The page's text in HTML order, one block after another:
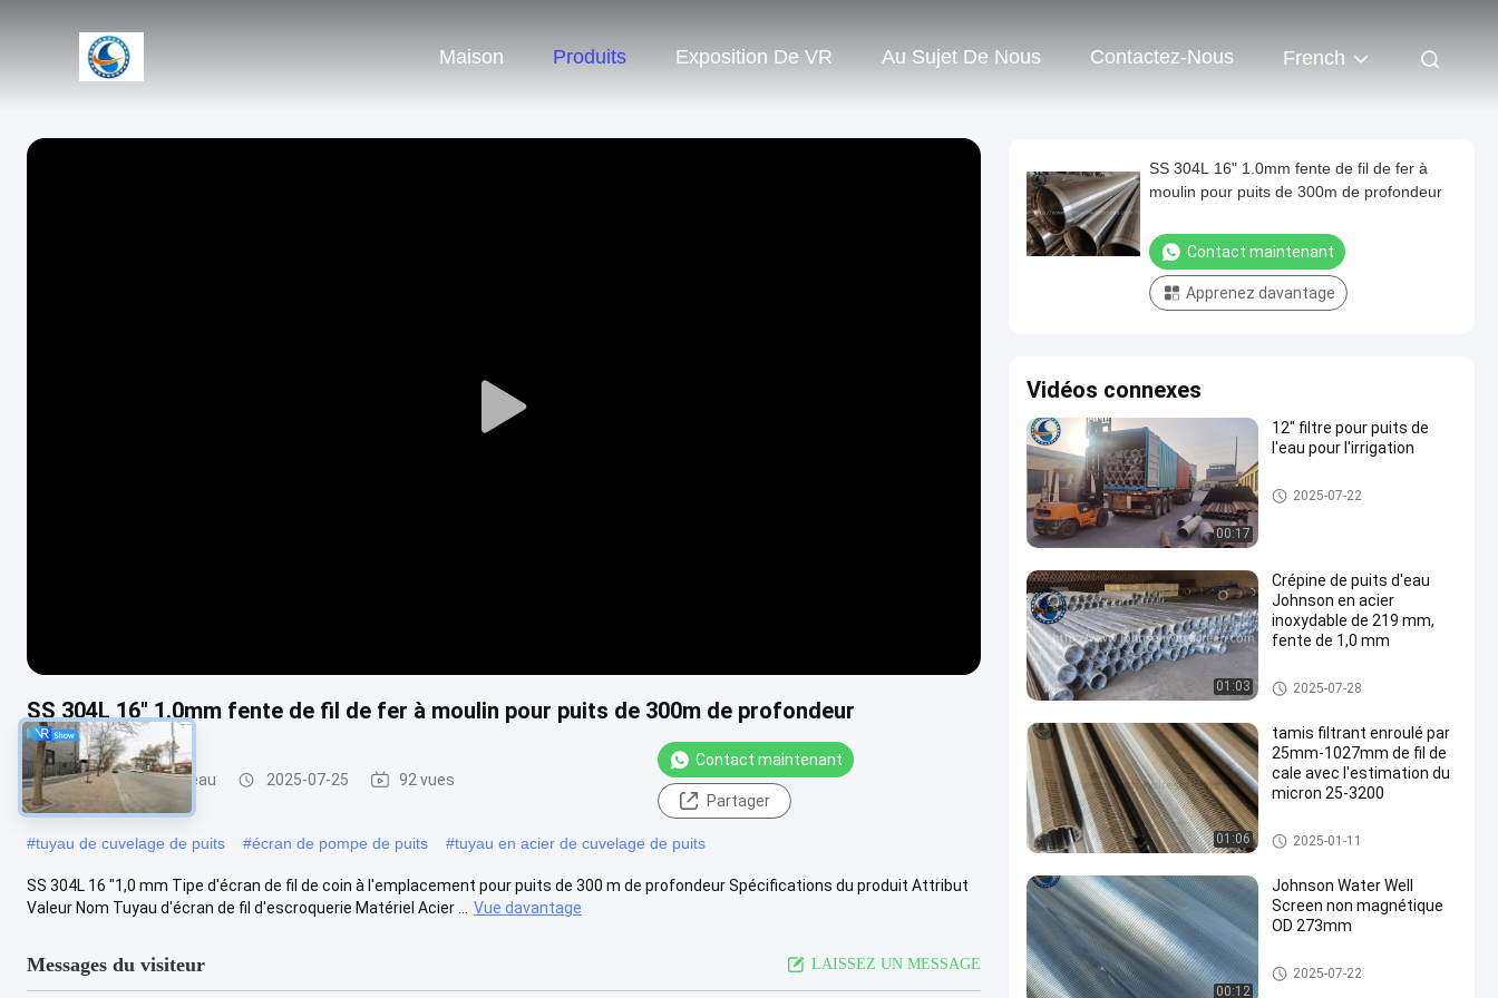
Maison Produits Exposition De VR Au Sujet De Nous Contactez-Nous French
Play
SS 304L 16" 1.0mm fente de fil de fer à moulin pour puits de 300m de profondeur
filtre pour puits de l'eau 2025-07-25 92 vues
Contact maintenant
Partager
#tuyau de cuvelage de puits #écran de pompe de puits #tuyau en acier de cuvelage de puits
SS 304L 16 "1,0 mm Tipe d'écran de fil de coin à l'emplacement pour puits de 300 m de profondeur Spécifications du produit Attribut
Valeur Nom Tuyau d'écran de fil d'escroquerie Matériel Acier ...
Vue davantage
Messages du visiteur LAISSEZ UN MESSAGE
SS 304L 16" 1.0mm fente de fil de fer à
moulin pour puits de 300m de profondeur
Contact maintenant
Apprenez davantage
Vidéos connexes
00:17
12" filtre pour puits de
l'eau pour l'irrigation
filtre pour puits de l'eau
2025-07-22
01:03
Crépine de puits d'eau
Johnson en acier
inoxydable de 219 mm,
fente de 1,0 mm
filtre pour puits de l'eau
2025-07-28
01:06
tamis filtrant enroulé par
25mm-1027mm de fil de
cale avec l'estimation du
micron 25-3200
filtre pour puits de l'eau
2025-01-11
00:12
Johnson Water Well
Screen non magnétique
OD 273mm
filtre pour puits de l'eau
2025-07-22